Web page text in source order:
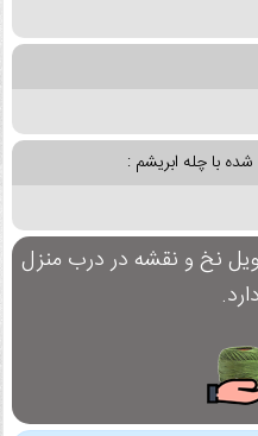
با چله ابریشم :
نخ و نقشه در درب منزل